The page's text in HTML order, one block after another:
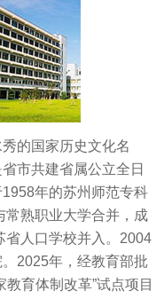
的国家历史文化名
市共建省属公立全日
年的苏州师范专科
常熟职业大学合并，成
省人口学校并入。2004
2025年，经教育部批
育体制改革”试点项目